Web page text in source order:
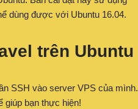
dùng được với Ubuntu 16.04.
trên Ubuntu
SSH vào server VPS của mình.
giúp bạn thực hiện!